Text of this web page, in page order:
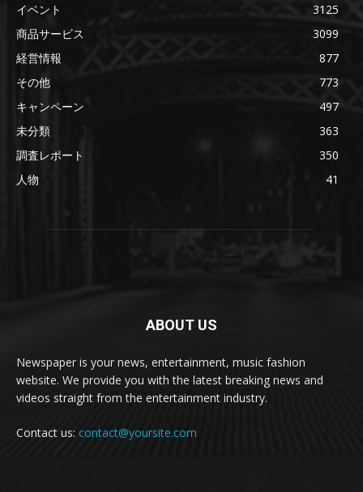
イベント
3125
商品サービス
3099
経営情報
877
その他
773
キャンペーン
497
未分類
363
調査レポート
350
人物
41
ABOUT US
Newspaper is your news, entertainment, music fashion
website. We provide you with the latest breaking news and
videos straight from the entertainment industry.
Contact us: contact@yoursite.com